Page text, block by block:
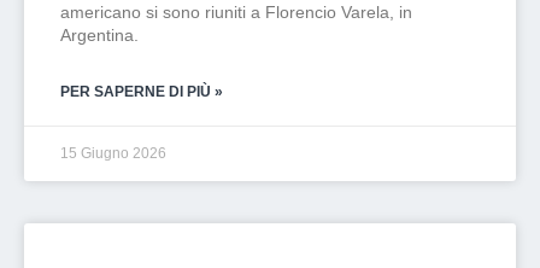
americano si sono riuniti a Florencio Varela, in
Argentina.
PER SAPERNE DI PIÙ »
15 Giugno 2026